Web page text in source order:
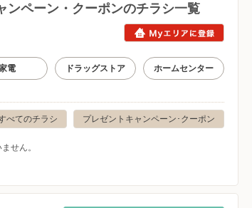
ンペーン・クーポンのチラシ一覧
電 ドラッグストア ホームセンター
プレゼントキャンペーン･クーポン
べてのチラシ
せん。